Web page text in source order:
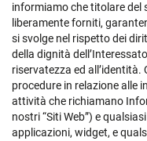
informiamo che titolare del
liberamente forniti,
si svolge nel rispetto dei
della dignità
riservatezza ed
procedure in relazione alle
attività che richiamano
nostri “Siti Web”) e
applicazioni, widget, e